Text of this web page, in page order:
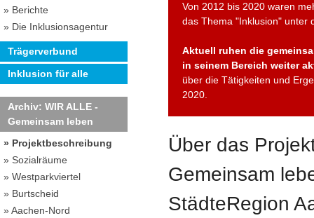
» Berichte
» Die Inklusionsagentur
Trägerverbund
Inklusion für alle
Archiv: WIR ALLE -
Gemeinsam leben
» Projektbeschreibung
» Sozialräume
» Westparkviertel
» Burtscheid
» Aachen-Nord
Von 2012 bis 2020 waren
das Thema "Inklusion" unter
Aktuell ruhen die
in seinem Bereich weiter
über die Tätigkeiten und
2020.
Über das
Gemeinsam
StädteRegion